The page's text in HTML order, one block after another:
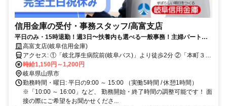
信用金庫の受付・事務スタッフ/高富支店
平日のみ・15時退勤！週3日〜扶養内も選べる一般事務！主婦パート活
躍中の金融事務アルバイト・パート募集◎
高富支店(岐阜信用金庫)
アクセス: ①「岐北厚生病院前(岐阜バス)」より徒歩2分 ②「本町３丁
目(山県市)(岐阜バス)」より徒歩4分 ◎自転車通勤OK
時給1,150円～1,200円
岐阜県山県市
勤務時間・曜日: 平日の9:00 ～ 15:00 （実働5時間 / 休憩1時間）
※「10:00 ～ 16:00」など、 勤務開始・終了時間の調整可能です！ 面
接の際にご希望をお聞かせくださ...